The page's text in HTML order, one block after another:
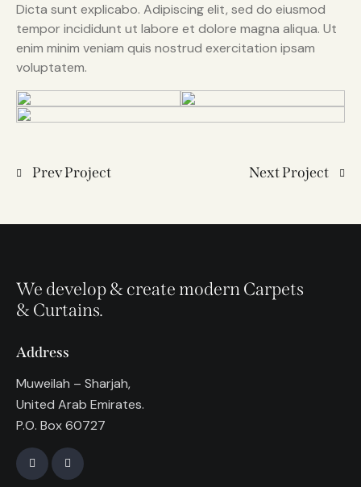
Dicta sunt explicabo. Adipiscing elit, sed do eiusmod
tempor incididunt ut labore et dolore magna aliqua. Ut
enim minim veniam quis nostrud exercitation ipsam
voluptatem.
Prev Project Next Project
We develop & create modern Carpets
& Curtains.
Address
Muweilah – Sharjah,
United Arab Emirates.
P.O. Box 60727